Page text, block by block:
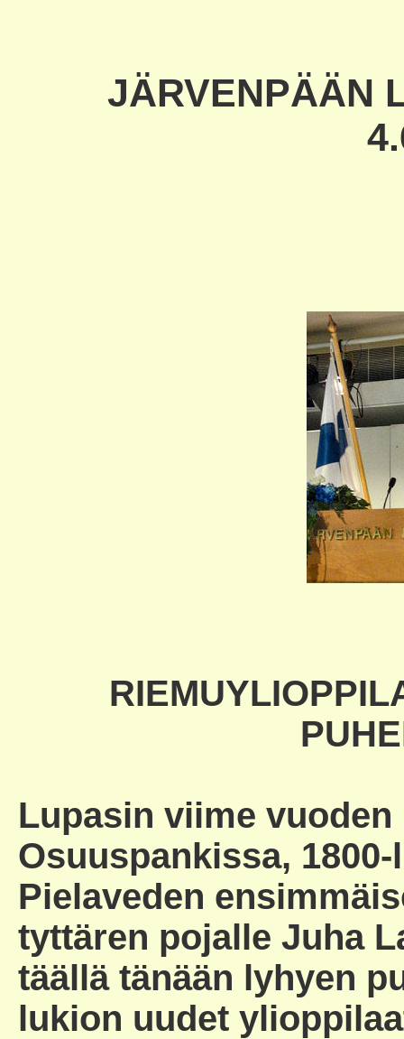
JÄRVENPÄÄN
Lupasin viime
Osuuspankissa,
Pielaveden
tyttären pojalle Juha
täällä tänään lyhyen
lukion uudet